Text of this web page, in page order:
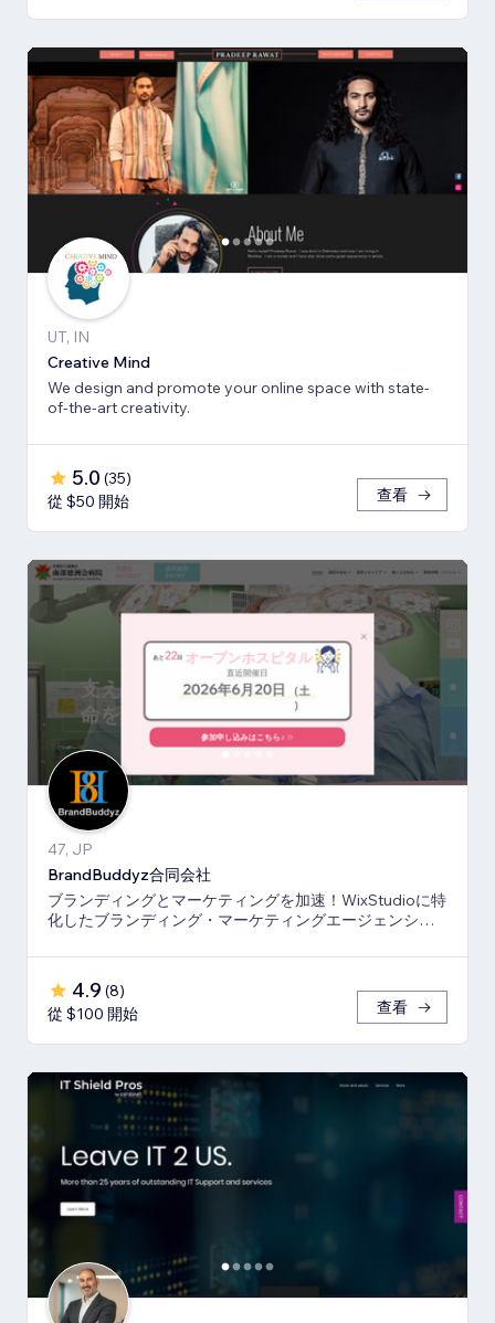
UT, IN
Creative Mind
We design and promote your online space with state-
of-the-art creativity.
5.0 (35)
從 $50 開始
查看
47, JP
BrandBuddyz合同会社
ブランディングとマーケティングを加速！WixStudioに特
化したブランディング・マーケティングエージェンシー
4.9 (8)
從 $100 開始
查看